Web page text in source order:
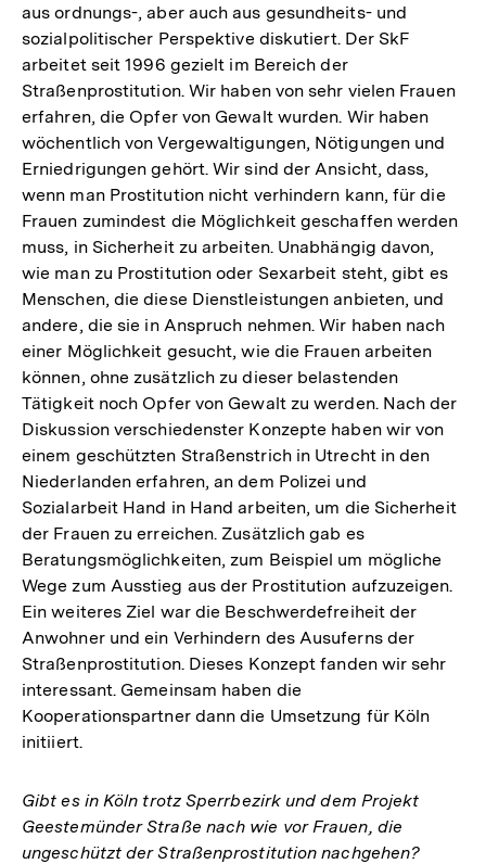
aus ordnungs-, aber auch aus gesundheits- und
sozialpolitischer Perspektive diskutiert. Der SkF
arbeitet seit 1996 gezielt im Bereich der
Straßenprostitution. Wir haben von sehr vielen Frauen
erfahren, die Opfer von Gewalt wurden. Wir haben
wöchentlich von Vergewaltigungen, Nötigungen und
Erniedrigungen gehört. Wir sind der Ansicht, dass,
wenn man Prostitution nicht verhindern kann, für die
Frauen zumindest die Möglichkeit geschaffen werden
muss, in Sicherheit zu arbeiten. Unabhängig davon,
wie man zu Prostitution oder Sexarbeit steht, gibt es
Menschen, die diese Dienstleistungen anbieten, und
andere, die sie in Anspruch nehmen. Wir haben nach
einer Möglichkeit gesucht, wie die Frauen arbeiten
können, ohne zusätzlich zu dieser belastenden
Tätigkeit noch Opfer von Gewalt zu werden. Nach der
Diskussion verschiedenster Konzepte haben wir von
einem geschützten Straßenstrich in Utrecht in den
Niederlanden erfahren, an dem Polizei und
Sozialarbeit Hand in Hand arbeiten, um die Sicherheit
der Frauen zu erreichen. Zusätzlich gab es
Beratungsmöglichkeiten, zum Beispiel um mögliche
Wege zum Ausstieg aus der Prostitution aufzuzeigen.
Ein weiteres Ziel war die Beschwerdefreiheit der
Anwohner und ein Verhindern des Ausuferns der
Straßenprostitution. Dieses Konzept fanden wir sehr
interessant. Gemeinsam haben die
Kooperationspartner dann die Umsetzung für Köln
initiiert.
Gibt es in Köln trotz Sperrbezirk und dem Projekt
Geestemünder Straße nach wie vor Frauen, die
ungeschützt der Straßenprostitution nachgehen?